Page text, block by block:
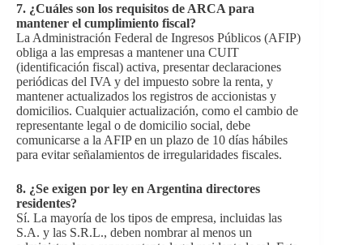
7. ¿Cuáles son los requisitos de ARCA para
mantener el cumplimiento fiscal?
La Administración Federal de Ingresos Públicos (AFIP)
obliga a las empresas a mantener una CUIT
(identificación fiscal) activa, presentar declaraciones
periódicas del IVA y del impuesto sobre la renta, y
mantener actualizados los registros de accionistas y
domicilios. Cualquier actualización, como el cambio de
representante legal o de domicilio social, debe
comunicarse a la AFIP en un plazo de 10 días hábiles
para evitar señalamientos de irregularidades fiscales.
8. ¿Se exigen por ley en Argentina directores
residentes?
Sí. La mayoría de los tipos de empresa, incluidas las
S.A. y las S.R.L., deben nombrar al menos un